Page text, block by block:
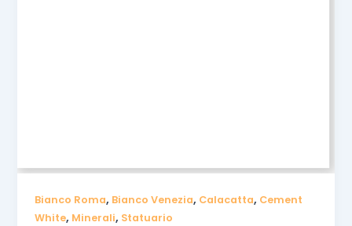
Bianco Roma, Bianco Venezia, Calacatta, Cement
White, Minerali, Statuario